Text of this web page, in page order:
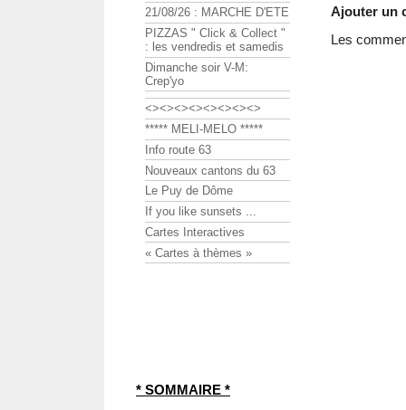
Ajouter un
Les
21/08/26 : MARCHE D'ETE
PIZZAS " Click & Collect "
: les vendredis et samedis
Dimanche soir V-M:
Crep'yo
<><><><><><><><>
***** MELI-MELO *****
Info route 63
Nouveaux cantons du 63
Le Puy de Dôme
If you like sunsets ...
Cartes Interactives
« Cartes à thèmes »
* SOMMAIRE *